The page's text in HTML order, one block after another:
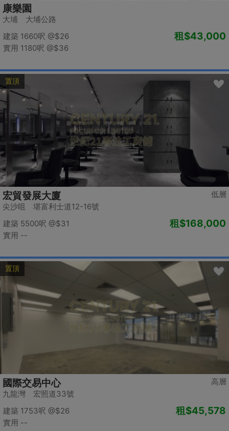
康樂園
大埔 大埔公路
建築 1660呎 @$26
實用 1180呎 @$36
租$43,000
置頂
低層
宏貿發展大廈
尖沙咀 堪富利士道12-16號
建築 5500呎 @$31
實用 --
租$168,000
置頂
高層
國際交易中心
九龍灣 宏照道33號
建築 1753呎 @$26
實用 --
租$45,578